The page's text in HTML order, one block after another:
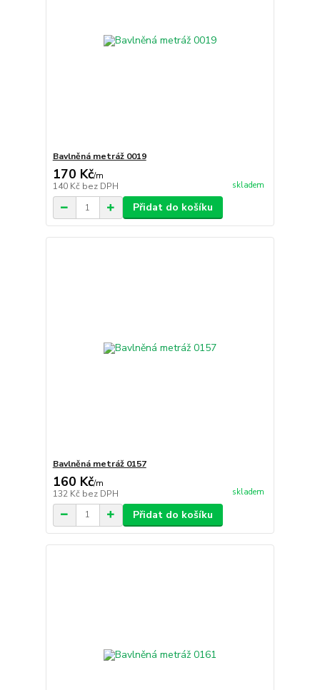
Bavlněná metráž 0019
170 Kč/m
140 Kč bez DPH skladem
Přidat do košíku
Bavlněná metráž 0157
160 Kč/m
132 Kč bez DPH skladem
Přidat do košíku